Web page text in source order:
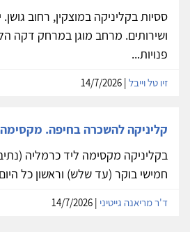
ססיות בקליניקה במוצקין, רחוב
ושירותים. מרחב מוגן במרחק דקה
פנויות...
זיו טל וייבל
קליניקה להשכרה בחיפה.
בקליניקה מקסימה ליד כרמליה
חמישי בוקר (עד שלש) וראשון כל
ד'ר מריאנה גייטיני